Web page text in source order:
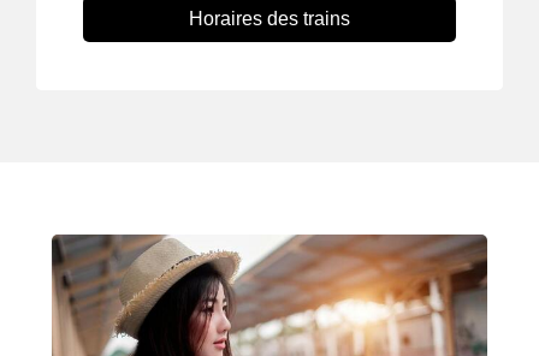
Horaires des trains